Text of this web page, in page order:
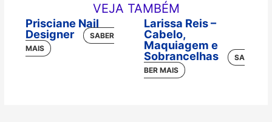
VEJA TAMBÉM
Prisciane Nail
Designer
Larissa Reis –
Cabelo,
Maquiagem e
Sobrancelhas